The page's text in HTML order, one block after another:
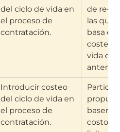
del ciclo de vida en
el proceso de
contratación.
de re-
las que
basa en
costeo
vida de
Introducir costeo
del ciclo de vida en
el proceso de
contratación.
basen
costo